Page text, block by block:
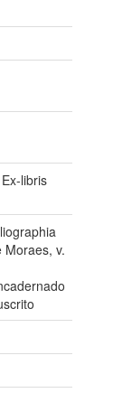
libris
Moraes, v.